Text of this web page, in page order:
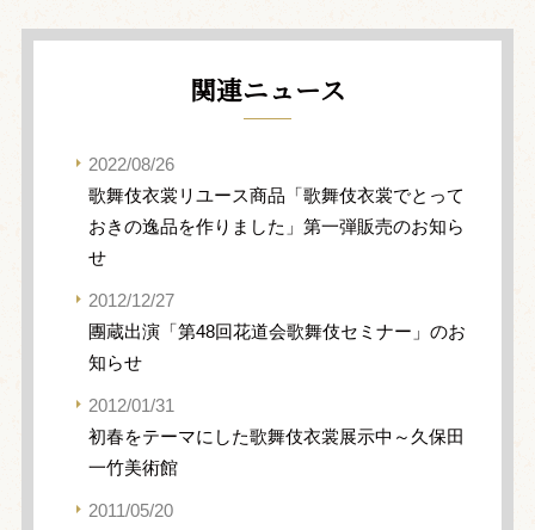
関連ニュース
2022/08/26
歌舞伎衣裳リユース商品「歌舞伎衣裳でとって
おきの逸品を作りました」第一弾販売のお知ら
せ
2012/12/27
團蔵出演「第48回花道会歌舞伎セミナー」のお
知らせ
2012/01/31
初春をテーマにした歌舞伎衣裳展示中～久保田
一竹美術館
2011/05/20